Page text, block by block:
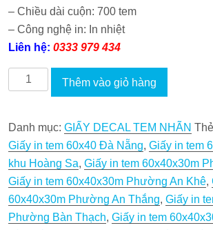
– Chiều dài cuộn: 700 tem
– Công nghệ in: In nhiệt
Liên hệ: 0333 979 434
Giấy
in
60x40x30m
Đà
Nẵng
số
lượng
Thêm vào giỏ hàng
Danh mục: GIẤY DECAL TEM NHÃN
Giấy in tem 60x40 Đà Nẵng, Giấy in tem
khu Hoàng Sa, Giấy in tem 60x40x30m
Giấy in tem 60x40x30m Phường An Khê,
60x40x30m Phường An Thắng, Giấy in
Phường Bàn Thạch, Giấy in tem